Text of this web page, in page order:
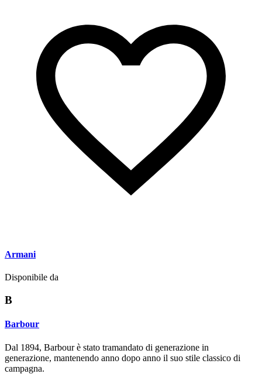
Armani
Disponibile da
B
Barbour
Dal 1894, Barbour è stato tramandato di generazione in
generazione, mantenendo anno dopo anno il suo stile classico di
campagna.